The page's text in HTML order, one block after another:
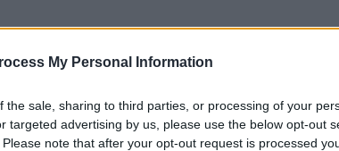
My Personal Information
the sale, sharing to third parties, or processing of your
targeted advertising by us, please use the below opt-out
note that after your opt-out request is processed
kvitų loterijos laimingieji.
Valstybinė mokesčių inspekcija (VMI)
K.